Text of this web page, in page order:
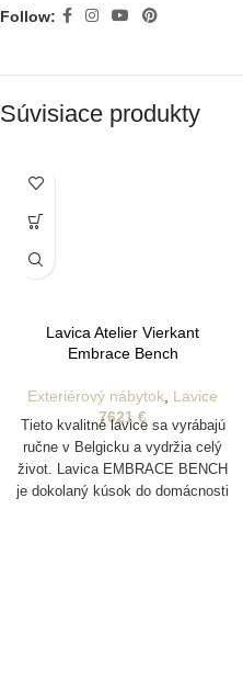
Follow:
Súvisiace produkty
Lavica Atelier Vierkant
Embrace Bench
Exteriérový nábytok, Lavice
7621 €
Tieto kvalitné lavice sa vyrábajú
ručne v Belgicku a vydržia celý
život. Lavica EMBRACE BENCH
je dokolaný kúsok do domácnosti